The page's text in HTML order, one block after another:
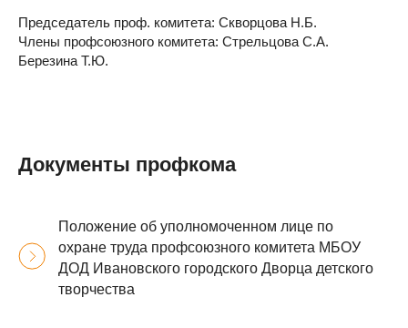
Председатель проф. комитета: Скворцова Н.Б.
Члены профсоюзного комитета: Стрельцова С.А.
Березина Т.Ю.
Документы профкома
Положение об уполномоченном лице по
охране труда профсоюзного комитета МБОУ
ДОД Ивановского городского Дворца детского
творчества